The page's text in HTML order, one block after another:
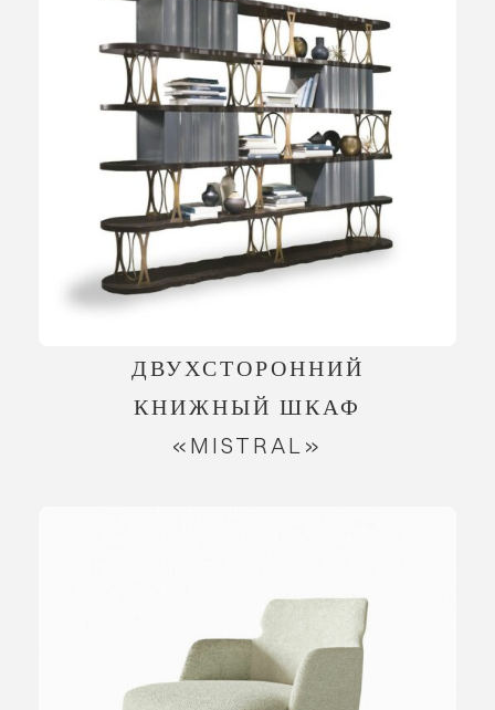
ДВУХСТОРОННИЙ
КНИЖНЫЙ ШКАФ
«MISTRAL»